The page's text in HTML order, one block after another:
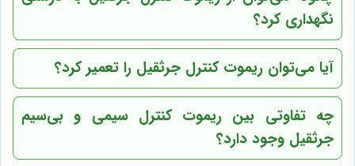
نگهداری کرد؟
آیا می‌توان ریموت کنترل جرثقیل را تعمیر کرد؟
چه تفاوتی بین ریموت کنترل سیمی و بی‌سیم
جرثقیل وجود دارد؟